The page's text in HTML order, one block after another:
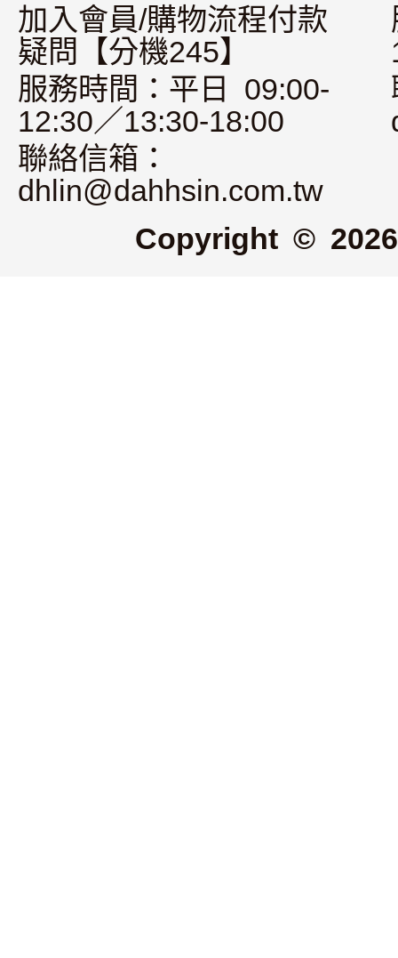
加入會員/購物流程付款
疑問【分機245】
服務時間：平日 09:00-
12:30／13:30-18:00
聯絡信箱：
dhlin@dahhsin.com.tw
Copyright ©